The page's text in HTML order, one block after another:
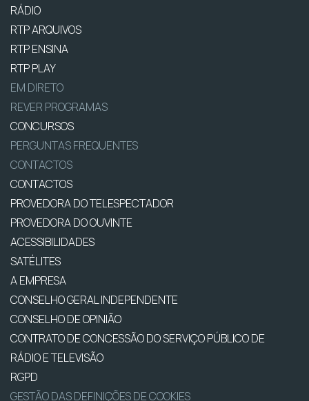
RÁDIO
RTP ARQUIVOS
RTP ENSINA
RTP PLAY
EM DIRETO
REVER PROGRAMAS
CONCURSOS
PERGUNTAS FREQUENTES
CONTACTOS
CONTACTOS
PROVEDORA DO TELESPECTADOR
PROVEDORA DO OUVINTE
ACESSIBILIDADES
SATÉLITES
A EMPRESA
CONSELHO GERAL INDEPENDENTE
CONSELHO DE OPINIÃO
CONTRATO DE CONCESSÃO DO SERVIÇO PÚBLICO DE
RÁDIO E TELEVISÃO
RGPD
GESTÃO DAS DEFINIÇÕES DE COOKIES